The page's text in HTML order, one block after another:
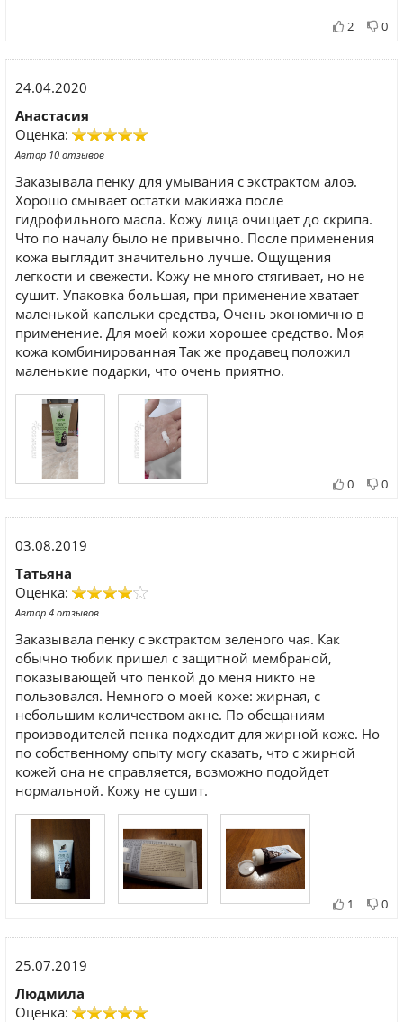
2 0
24.04.2020
Анастасия
Оценка:
Автор 10 отзывов
Заказывала пенку для умывания с экстрактом алоэ.
Хорошо смывает остатки макияжа после
гидрофильного масла. Кожу лица очищает до скрипа.
Что по началу было не привычно. После применения
кожа выглядит значительно лучше. Ощущения
легкости и свежести. Кожу не много стягивает, но не
сушит. Упаковка большая, при применение хватает
маленькой капельки средства, Очень экономично в
применение. Для моей кожи хорошее средство. Моя
кожа комбинированная Так же продавец положил
маленькие подарки, что очень приятно.
0 0
03.08.2019
Татьяна
Оценка:
Автор 4 отзывов
Заказывала пенку с экстрактом зеленого чая. Как
обычно тюбик пришел с защитной мембраной,
показывающей что пенкой до меня никто не
пользовался. Немного о моей коже: жирная, с
небольшим количеством акне. По обещаниям
производителей пенка подходит для жирной коже. Но
по собственному опыту могу сказать, что с жирной
кожей она не справляется, возможно подойдет
нормальной. Кожу не сушит.
1 0
25.07.2019
Людмила
Оценка: